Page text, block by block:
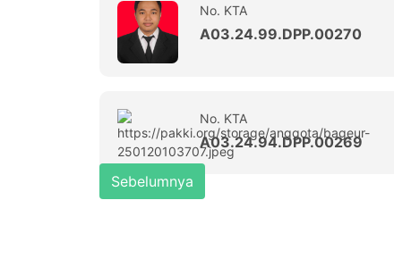
No. KTA
A03.24.99.DPP.00270
No. KTA
A03.24.94.DPP.00269
Sebelumnya